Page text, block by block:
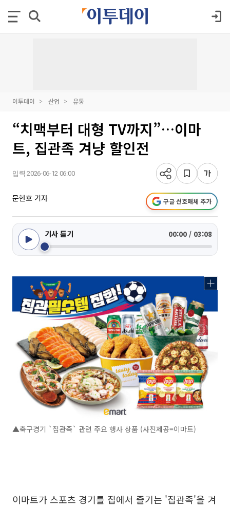
이투데이 산업 유통
“치맥부터 대형 TV까지”…이마
트, 집관족 겨냥 할인전
입력 2026-06-12 06:00
문현호 기자 구글 선호매체 추가
기사 듣기 00:00 / 03:08
▲축구경기 `집관족` 관련 주요 행사 상품 (사진제공=이마트)
이마트가 스포츠 경기를 집에서 즐기는 '집관족'을 겨